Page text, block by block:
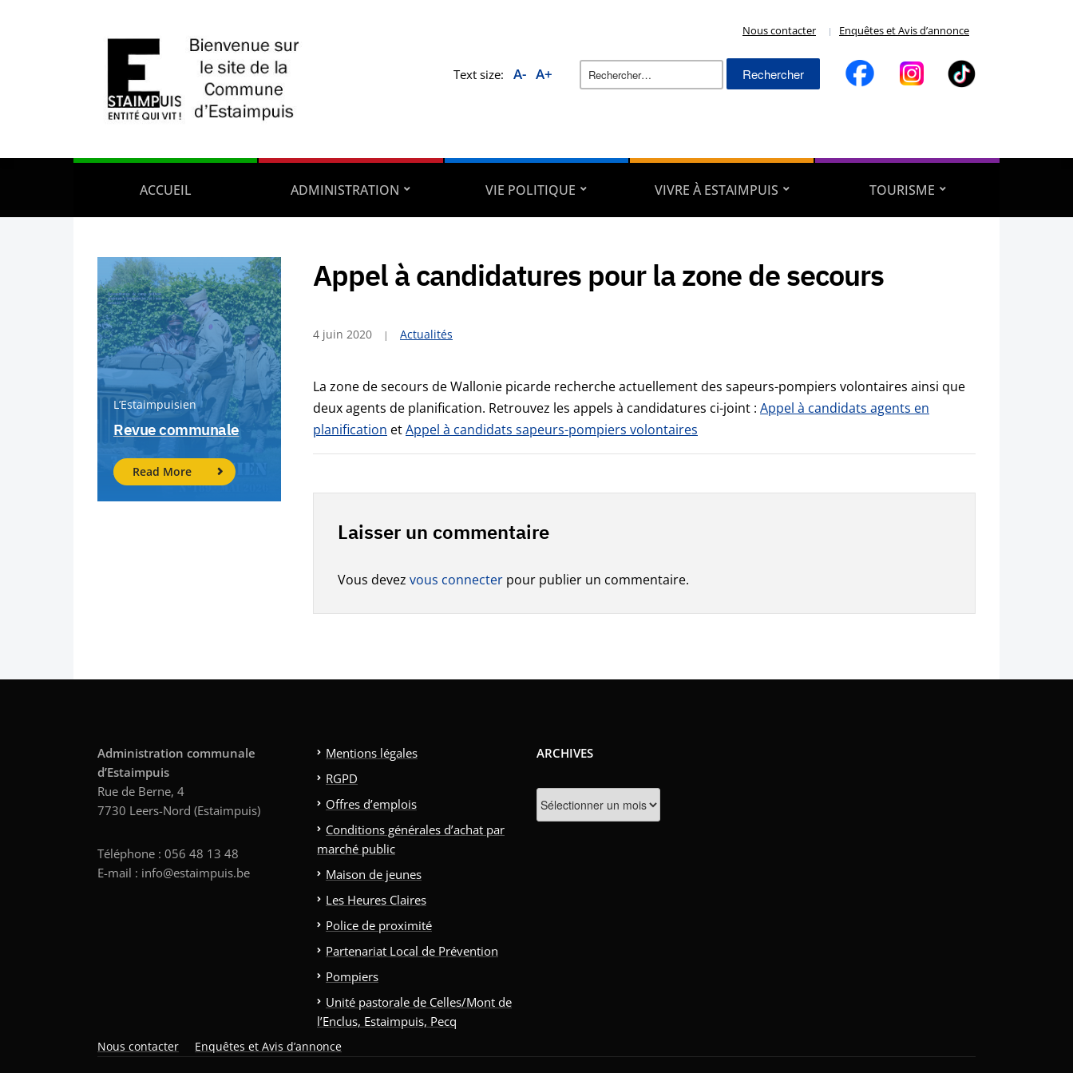
Nous contacter Enquêtes et Avis d’annonce
Text size: A- A+
Rechercher :
ACCUEIL ADMINISTRATION VIE POLITIQUE VIVRE À ESTAIMPUIS TOURISME
L’Estaimpuisien
Revue communale
Read More
Appel à candidatures pour la zone de secours
4 juin 2020 Actualités
La zone de secours de Wallonie picarde recherche actuellement des sapeurs-pompiers volontaires ainsi que
deux agents de planification. Retrouvez les appels à candidatures ci-joint : Appel à candidats agents en
planification etAppel à candidats sapeurs-pompiers volontaires
Laisser un commentaire
Vous devez vous connecter pour publier un commentaire.
Administration communale
d’Estaimpuis
Rue de Berne, 4
7730 Leers-Nord (Estaimpuis)
Téléphone : 056 48 13 48
E-mail : info@estaimpuis.be
Mentions légales
RGPD
Offres d’emplois
Conditions générales d’achat par
marché public
Maison de jeunes
Les Heures Claires
Police de proximité
Partenariat Local de Prévention
Pompiers
Unité pastorale de Celles/Mont de
l’Enclus, Estaimpuis, Pecq
ARCHIVES
Nous contacter Enquêtes et Avis d’annonce